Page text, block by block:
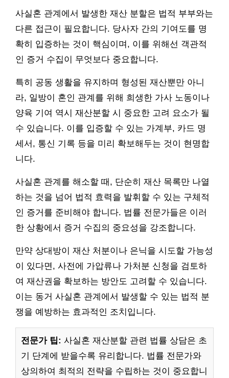
사실혼 관계에서 발생한 재산 분할은 법적 부부와는
다른 접근이 필요합니다. 당사자 간의 기여도를 명
확히 입증하는 것이 핵심이며, 이를 위해선 객관적
인 증거 수집이 무엇보다 중요합니다.
특히 공동 생활을 유지하며 형성된 재산뿐만 아니
라, 일방이 혼인 관계를 위해 희생한 가사 노동이나
양육 기여 역시 재산분할 시 중요한 고려 요소가 될
수 있습니다. 이를 입증할 수 있는 가계부, 카드 명
세서, 통신 기록 등을 미리 확보해두는 것이 현명합
니다.
사실혼 관계를 해소할 때, 단순히 재산 목록만 나열
하는 것을 넘어 법적 효력을 발휘할 수 있는 구체적
인 증거를 준비해야 합니다. 법률 전문가들은 이러
한 상황에서 증거 수집의 중요성을 강조합니다.
만약 상대방이 재산 처분이나 은닉을 시도할 가능성
이 있다면, 사전에 가압류나 가처분 신청을 검토하
여 재산권을 확보하는 방안도 고려할 수 있습니다.
이는 동거 사실혼 관계에서 발생할 수 있는 법적 분
쟁을 예방하는 효과적인 조치입니다.
전문가 팁: 사실혼 재산분할 관련 법률 상담은 초
기 단계에 받을수록 유리합니다. 법률 전문가와
상의하여 최적의 전략을 수립하는 것이 중요합니